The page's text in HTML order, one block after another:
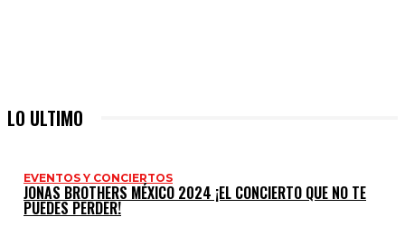
LO ULTIMO
EVENTOS Y CONCIERTOS
JONAS BROTHERS MÉXICO 2024 ¡EL CONCIERTO QUE NO TE
PUEDES PERDER!